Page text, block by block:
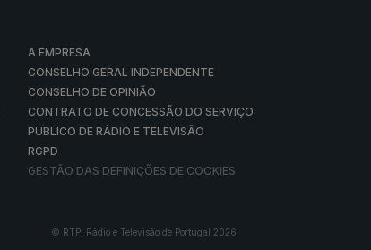
A EMPRESA
CONSELHO GERAL INDEPENDENTE
CONSELHO DE OPINIÃO
CONTRATO DE CONCESSÃO DO SERVIÇO
PÚBLICO DE RÁDIO E TELEVISÃO
RGPD
GESTÃO DAS DEFINIÇÕES DE COOKIES
© RTP, Rádio e Televisão de Portugal 2026